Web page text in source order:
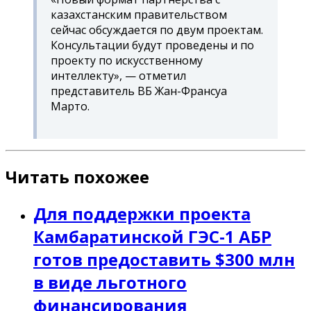
казахстанским правительством
сейчас обсуждается по двум проектам.
Консультации будут проведены и по
проекту по искусственному
интеллекту», — отметил
представитель ВБ Жан-Франсуа
Марто.
Читать похожее
Для поддержки проекта
Камбаратинской ГЭС-1 АБР
готов предоставить $300 млн
в виде льготного
финансирования